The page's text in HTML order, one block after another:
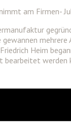
am Firmen-
gewannen
Heim
werden